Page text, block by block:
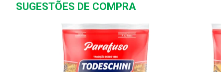
SUGESTÕES DE COMPRA